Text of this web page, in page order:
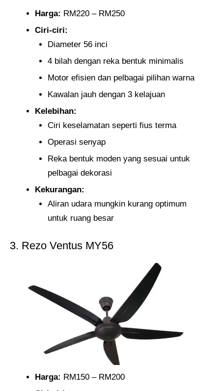
Harga: RM220 – RM250​
Ciri-ciri:
Diameter 56 inci
4 bilah dengan reka bentuk minimalis
Motor efisien dan pelbagai pilihan warna​
Kawalan jauh dengan 3 kelajuan
Kelebihan:
Ciri keselamatan seperti fius terma
Operasi senyap​
Reka bentuk moden yang sesuai untuk
pelbagai dekorasi​
Kekurangan:
Aliran udara mungkin kurang optimum
untuk ruang besar
3. Rezo Ventus MY56
Harga: RM150 – RM200